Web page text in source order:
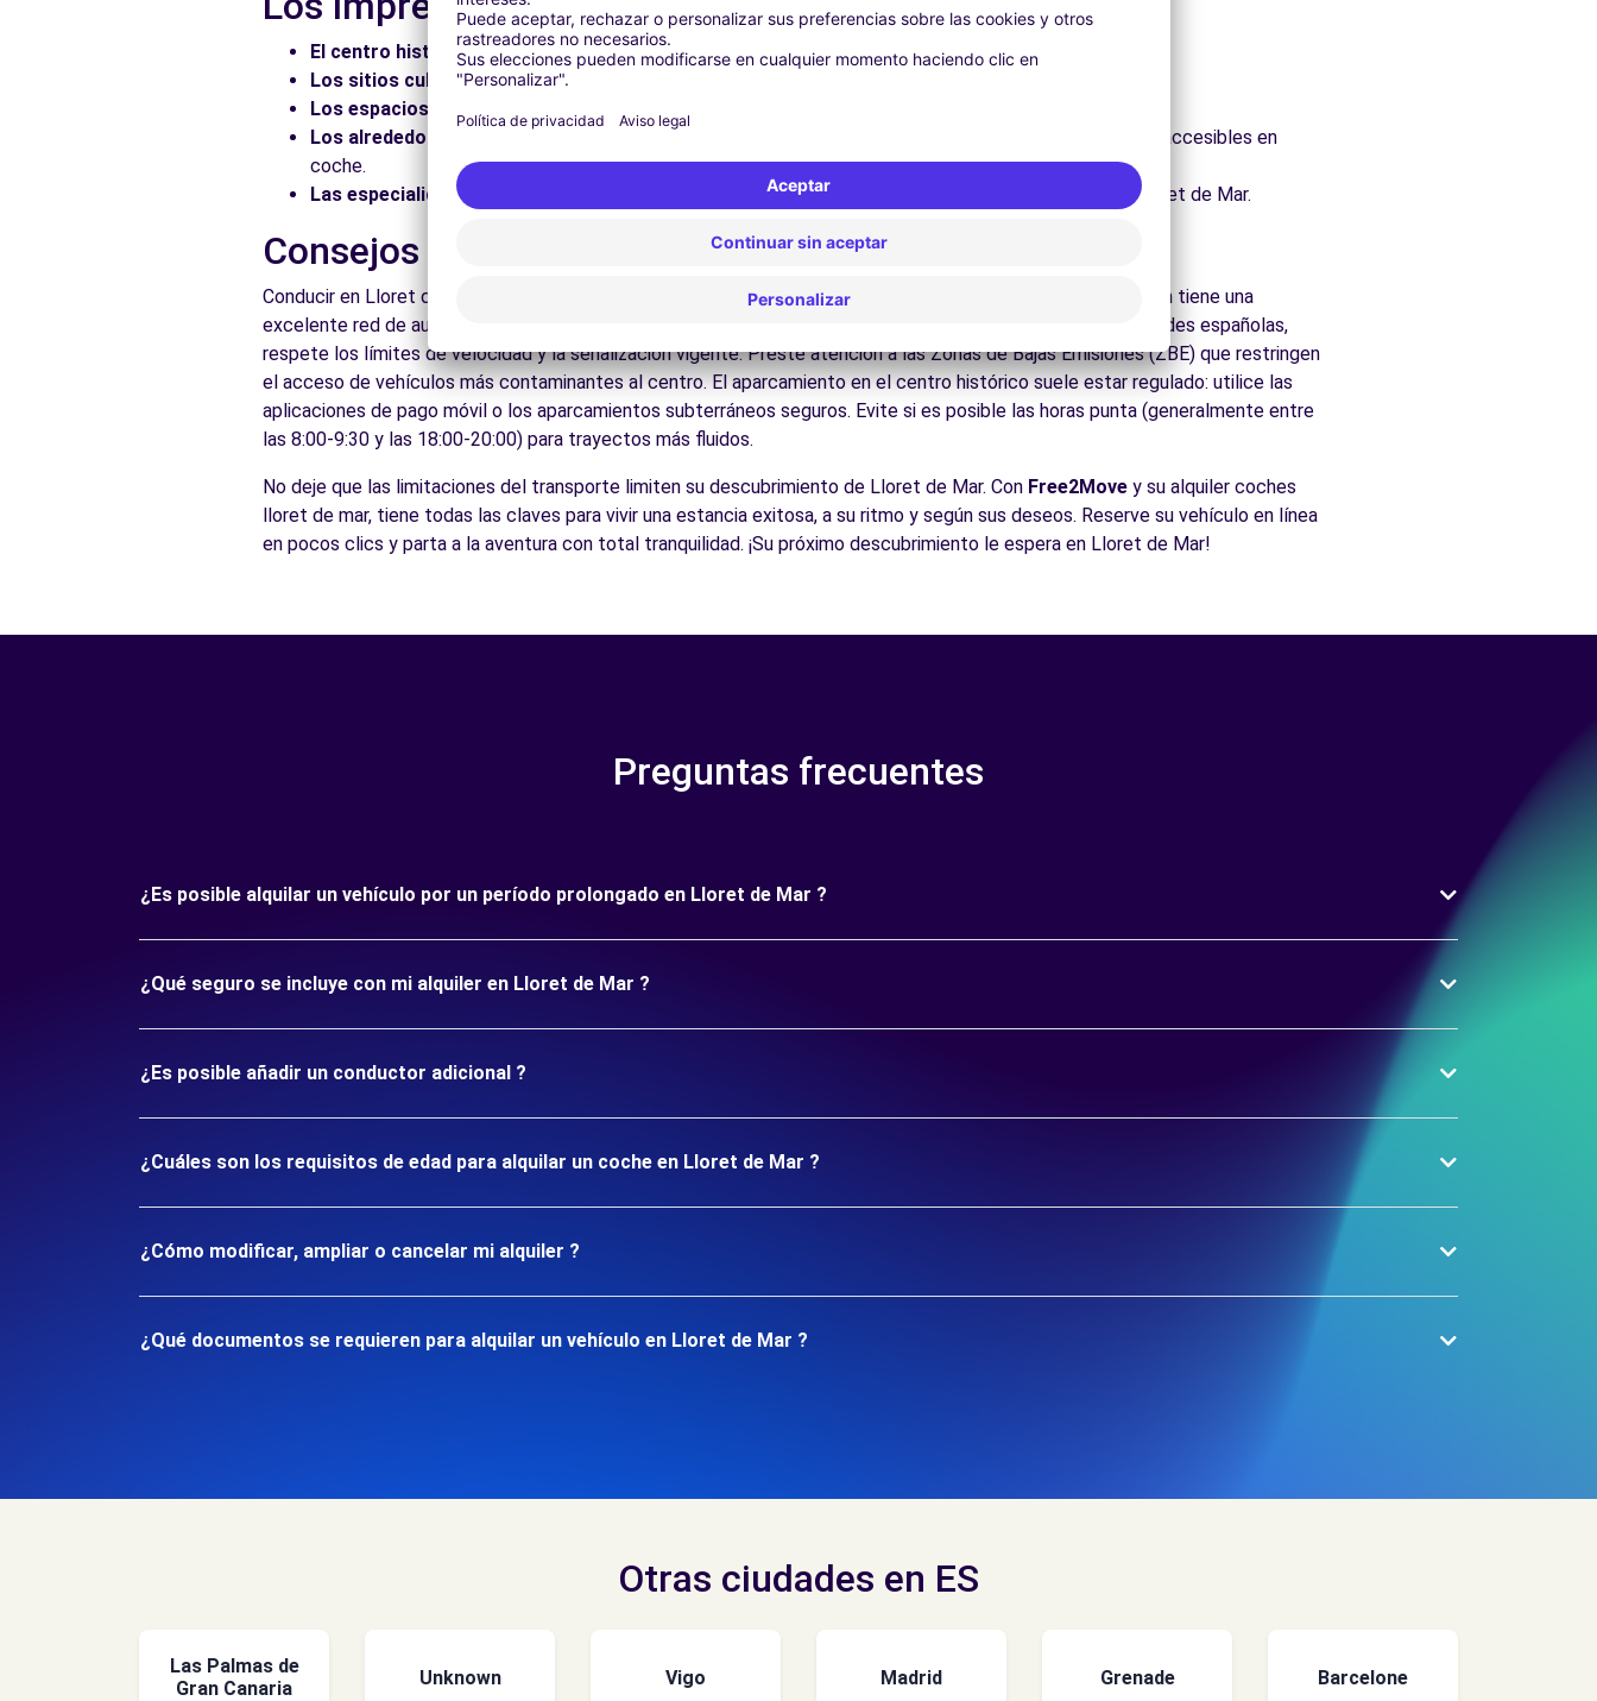
El centro histórico:Pasee por las calles del casco antiguo y descubra su patrimonio arquitectónico.
Los sitios culturales:Visite los museos y monumentos que enriquecen Lloret de Mar.
Los espacios naturales:
Los alrededores:
Explore los Pirineos catalanes, la Costa Brava, los viñedos del Penedès, fácilmente accesibles en
coche.
Las especialidades locales:
Descubra la gastronomía regional en los restaurantes y mercados de Lloret de Mar.
Consejos prácticos para conducir en Lloret de Mar
Conducir en Lloret de Mar es accesible para todos los conductores con algunos consejos prácticos. la región tiene una
excelente red de autopistas y carreteras que conectan ciudades y zonas naturales Como en todas las ciudades españolas,
respete los límites de velocidad y la señalización vigente. Preste atención a las Zonas de Bajas Emisiones (ZBE) que restringen
el acceso de vehículos más contaminantes al centro. El aparcamiento en el centro histórico suele estar regulado: utilice las
aplicaciones de pago móvil o los aparcamientos subterráneos seguros. Evite si es posible las horas punta (generalmente entre
las 8:00-9:30 y las 18:00-20:00) para trayectos más fluidos.
No deje que las limitaciones del transporte limiten su descubrimiento de Lloret de Mar. Con Free2Move y su alquiler coches
lloret de mar, tiene todas las claves para vivir una estancia exitosa, a su ritmo y según sus deseos. Reserve su vehículo en línea
en pocos clics y parta a la aventura con total tranquilidad. ¡Su próximo descubrimiento le espera en Lloret de Mar!
Preguntas frecuentes
¿Es posible alquilar un vehículo por un período prolongado en Lloret de Mar ?
¿Qué seguro se incluye con mi alquiler en Lloret de Mar ?
¿Es posible añadir un conductor adicional ?
¿Cuáles son los requisitos de edad para alquilar un coche en Lloret de Mar ?
¿Cómo modificar, ampliar o cancelar mi alquiler ?
¿Qué documentos se requieren para alquilar un vehículo en Lloret de Mar ?
Otras ciudades en ES
Las Palmas de
Gran Canaria
Unknown Vigo Madrid Grenade Barcelone